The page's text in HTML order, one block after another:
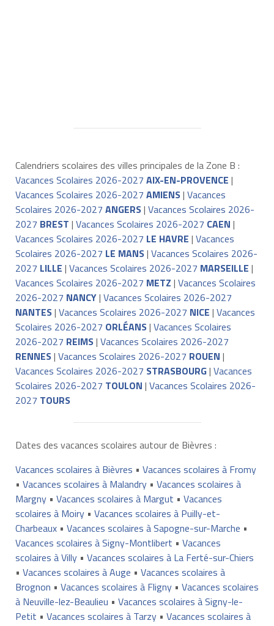
Calendriers scolaires des villes principales de la Zone B :
Vacances Scolaires 2026-2027 AIX-EN-PROVENCE |
Vacances Scolaires 2026-2027 AMIENS| Vacances
Scolaires 2026-2027 ANGERS| Vacances Scolaires 2026-
2027 BREST | Vacances Scolaires 2026-2027 CAEN |
Vacances Scolaires 2026-2027 LE HAVRE | Vacances
Scolaires 2026-2027 LE MANS| Vacances Scolaires 2026-
2027 LILLE | Vacances Scolaires 2026-2027 MARSEILLE |
Vacances Scolaires 2026-2027 METZ | Vacances Scolaires
2026-2027 NANCY| Vacances Scolaires 2026-2027
NANTES| Vacances Scolaires 2026-2027 NICE | Vacances
Scolaires 2026-2027 ORLÉANS| Vacances Scolaires
2026-2027 REIMS| Vacances Scolaires 2026-2027
RENNES| Vacances Scolaires 2026-2027 ROUEN |
Vacances Scolaires 2026-2027 STRASBOURG| Vacances
Scolaires 2026-2027 TOULON | Vacances Scolaires 2026-
2027 TOURS
Dates des vacances scolaires autour de Bièvres :
Vacances scolaires à Bièvres • Vacances scolaires à Fromy
• Vacances scolaires à Malandry• Vacances scolaires à
Margny• Vacances scolaires à Margut • Vacances
scolaires à Moiry• Vacances scolaires à Puilly-et-
Charbeaux• Vacances scolaires à Sapogne-sur-Marche •
Vacances scolaires à Signy-Montlibert • Vacances
scolaires à Villy• Vacances scolaires à La Ferté-sur-Chiers
• Vacances scolaires à Auge • Vacances scolaires à
Brognon • Vacances scolaires à Fligny• Vacances scolaires
à Neuville-lez-Beaulieu • Vacances scolaires à Signy-le-
Petit • Vacances scolaires à Tarzy• Vacances scolaires à